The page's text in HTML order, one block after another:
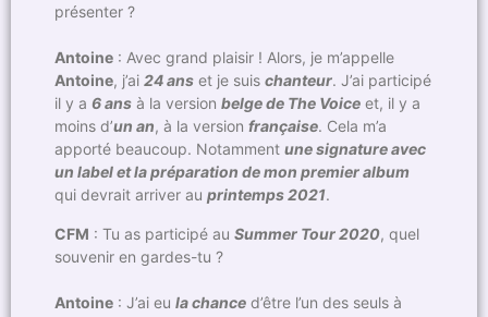
présenter ?
Antoine : Avec grand plaisir ! Alors, je m’appelle
Antoine, j’ai 24 ans et je suis chanteur. J’ai participé
il y a 6 ans à la version belge de The Voice et, il y a
moins d’un an, à la version française. Cela m’a
apporté beaucoup. Notamment une signature avec
un label et la préparation de mon premier album
qui devrait arriver au printemps 2021.
CFM : Tu as participé au Summer Tour 2020, quel
souvenir en gardes-tu ?
Antoine : J’ai eu la chance d’être l’un des seuls à